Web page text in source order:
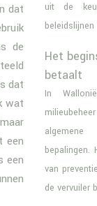
dat
de
dat
wat
een
een
uit de
Het
betaalt
In
bepalingen.
van
de vervuiler